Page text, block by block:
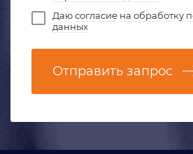
Даюсогласие на обработку
данных
Отправить запрос